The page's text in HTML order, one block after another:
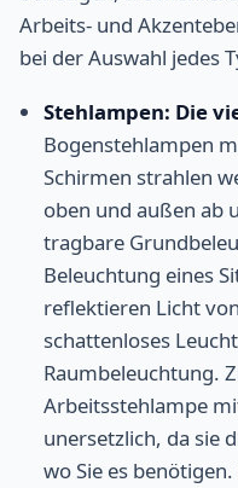
Arbeits- und
bei der Auswahl jedes
Stehlampen: Die
Bogenstehlampen
Schirmen strahlen
oben und außen ab
tragbare
Beleuchtung eines
reflektieren Licht
schattenloses
Raumbeleuchtung.
Arbeitsstehlampe
unersetzlich, da sie
wo Sie es